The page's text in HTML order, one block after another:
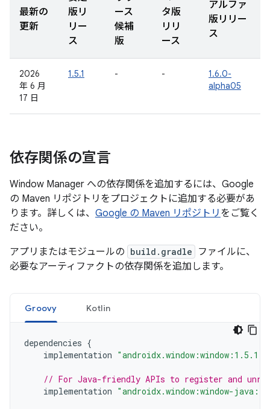
最新の
更新
版リ
リー
ス
ース
候補
版
タ版
リリ
ース
アルファ
版リリー
ス
2026
年 6 月
17 日
1.5.1 - -
1.6.0-
alpha05
依存関係の宣言
Window Manager への依存関係を追加するには、Google
の Maven リポジトリをプロジェクトに追加する必要があ
ります。詳しくは、 Google の Maven リポジトリ をご覧く
ださい。
アプリまたはモジュールの build.gradle
ファイルに、
必要なアーティファクトの依存関係を追加します。
Groovy Kotlin
dependencies {
implementation "androidx.window:window:1.5.1"
// For Java-friendly APIs to register and
implementation "androidx.window:window-